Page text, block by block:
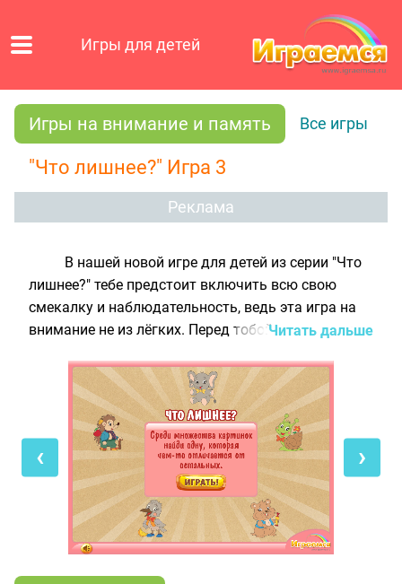
Игры для детей
Игры на внимание и память Все игры
"Что лишнее?" Игра 3
Реклама
В нашей новой игре для детей из серии "Что
лишнее?" тебе предстоит включить всю свою
смекалку и наблюдательность, ведь эта игра на
внимание не из лёгких. Перед тобой на игровом
милых зверюшек, которые на первый взгляд
кажутся совершенно одинаковыми. Но это не так:
одна из картинок чем-то отличается от остальных.
Именно её тебе нужно отыскать и выбрать в
качестве правильного ответа. Присмотрись к
каждой из картинок повнимательнее, и отличие
обязательно найдётся! А ещё в эту игру можно
играть на планшетах и мобильных телефонах - так
намного интереснее!
Читать дальше
‹ ›